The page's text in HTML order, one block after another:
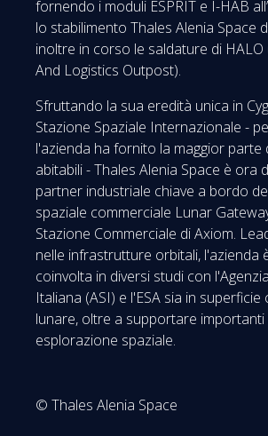
fornendo i moduli ESPRIT e I-HAB
lo stabilimento Thales Alenia Space
inoltre in corso le saldature di
And Logistics Outpost).
Sfruttando la sua eredità unica in
Stazione Spaziale Internazionale -
l'azienda ha fornito la maggior parte
abitabili - Thales Alenia Space è ora
partner industriale chiave a bordo
spaziale commerciale Lunar
Stazione Commerciale di Axiom.
nelle infrastrutture orbitali, l'azienda
coinvolta in diversi studi con
Italiana (ASI) e l'ESA sia in
lunare, oltre a supportare importanti
esplorazione spaziale.
© Thales Alenia Space